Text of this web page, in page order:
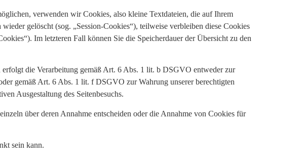
verwenden wir Cookies, also kleine Textdateien, die auf Ihrem
gelöscht (sog. „Session-Cookies“), teilweise verbleiben diese Cookies
Im letzteren Fall können Sie die Speicherdauer der Übersicht zu den
erfolgt die Verarbeitung gemäß Art. 6 Abs. 1 lit. b DSGVO entweder zur
gemäß Art. 6 Abs. 1 lit. f DSGVO zur Wahrung unserer berechtigten
Ausgestaltung des Seitenbesuchs.
über deren Annahme entscheiden oder die Annahme von Cookies für
sein kann.